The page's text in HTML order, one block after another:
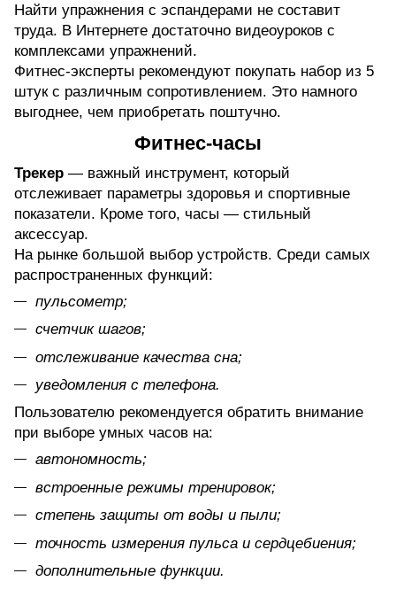
Найти упражнения с эспандерами не составит
труда. В Интернете достаточно видеоуроков с
комплексами упражнений.
Фитнес-эксперты рекомендуют покупать набор из 5
штук с различным сопротивлением. Это намного
выгоднее, чем приобретать поштучно.
Фитнес-часы
Трекер — важный инструмент, который
отслеживает параметры здоровья и спортивные
показатели. Кроме того, часы — стильный
аксессуар.
На рынке большой выбор устройств. Среди самых
распространенных функций:
пульсометр;
счетчик шагов;
отслеживание качества сна;
уведомления с телефона.
Пользователю рекомендуется обратить внимание
при выборе умных часов на:
автономность;
встроенные режимы тренировок;
степень защиты от воды и пыли;
точность измерения пульса и сердцебиения;
дополнительные функции.